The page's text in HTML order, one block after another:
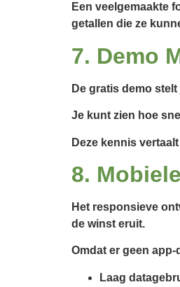
Een veelgemaakte
getallen die ze
7. Demo
De gratis demo
Je kunt zien hoe
Deze kennis
8.
Het responsieve
de winst eruit.
Omdat er geen
Laag